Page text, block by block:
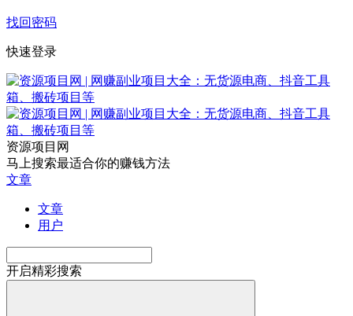
找回密码
快速登录
资源项目网
马上搜索最适合你的赚钱方法
文章
文章
用户
开启精彩搜索